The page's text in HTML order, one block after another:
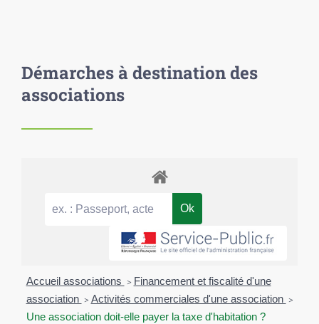
Démarches à destination des
associations
Accueil associations > Financement et fiscalité d'une
association > Activités commerciales d'une association >
Une association doit-elle payer la taxe d'habitation ?